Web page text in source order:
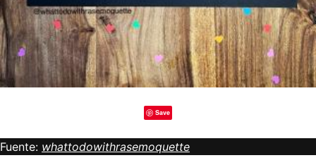
Save
Fuente: whattodowithrasemoquette